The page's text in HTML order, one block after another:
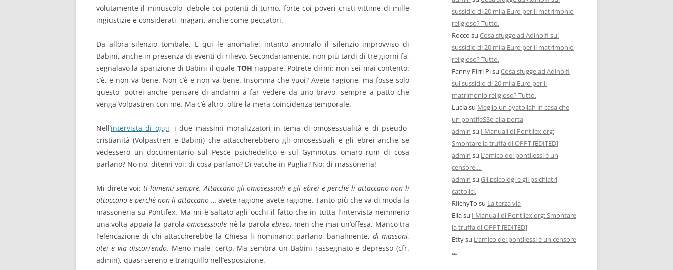
volutamente il minuscolo, debole coi potenti di turno, forte coi poveri cristi vittime di mille
ingiustizie e considerati, magari, anche come peccatori.
Da allora silenzio tombale. E qui le anomalie: intanto anomalo il silenzio improvviso di
Babini, anche in presenza di eventi di rilievo. Secondariamente, non più tardi di tre giorni fa,
segnalavo la sparizione di Babini il quale TOH riappare. Potrete dirmi: non sei mai contento:
c’è, e non va bene. Non c’è e non va bene. Insomma che vuoi? Avete ragione, ma fosse solo
questo, potrei anche pensare di andarmi a far vedere da uno bravo, sempre a patto che
venga Volpastren con me. Ma c’è altro, oltre la mera coincidenza temporale.
Nell’intervista di oggi, i due massimi moralizzatori in tema di omosessualità e di pseudo-
cristianità (Volpastren e Babini) che attaccherebbero gli omosessuali e gli ebrei anche se
vedessero un documentario sul Pesce psichedelico e sul Gymnotus omaro rum di cosa
parlano? No no, ditemi voi: di cosa parlano? Di vacche in Puglia? No: di massoneria!
Mi direte voi: ti lamenti sempre. Attaccano gli omosessuali e gli ebrei e perché li attaccano non li
attaccano e perchè non li attaccano … avete ragione avete ragione. Tanto più che va di moda la
massoneria su Pontifex. Ma mi è saltato agli occhi il fatto che in tutta l’intervista nemmeno
una volta appaia la parolaomosessuale nè la parolaebreo, men che mai un’offesa. Manco tra
l’elencazione di chi attaccherebbe la Chiesa li nominano: parlano, banalmente,di massoni,
atei e via discorrendo. Meno male, certo. Ma sembra un Babini rassegnato e depresso (cfr.
admin), quasi sereno e tranquillo nell’esposizione.
sussidio di 20 mila Euro per il matrimonio
religioso? Tutto.
Rocco su Cosa sfugge ad Adinolfi sul
sussidio di 20 mila Euro per il matrimonio
religioso? Tutto.
Fanny Pirri Pisu Cosa sfugge ad Adinolfi
sul sussidio di 20 mila Euro per il
matrimonio religioso? Tutto.
Luciasu Meglio un ayatollah in casa che
un pontifeSSo alla porta
admin su I Manuali di Pontilex.org:
Smontare la truffa di OPPT [EDITED]
admin su L’amico dei pontilessi è un
censore …
admin su Gli psicologi e gli psichiatri
cattolici.
RIichyTo su La terza via
Eliasu I Manuali di Pontilex.org: Smontare
la truffa di OPPT [EDITED]
Ettysu L’amico dei pontilessi è un censore
…